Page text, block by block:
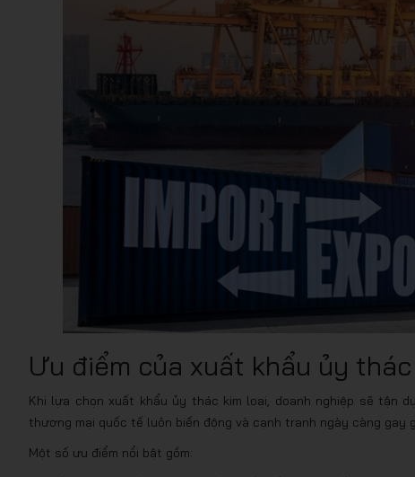
Ưu điểm của xuất khẩu ủy
Khi lựa chọn xuất khẩu ủy thác kim loại, doanh nghiệp sẽ tận
thương mại quốc tế luôn biến động và cạnh tranh ngày càng gay
Một số ưu điểm nổi bật gồm: